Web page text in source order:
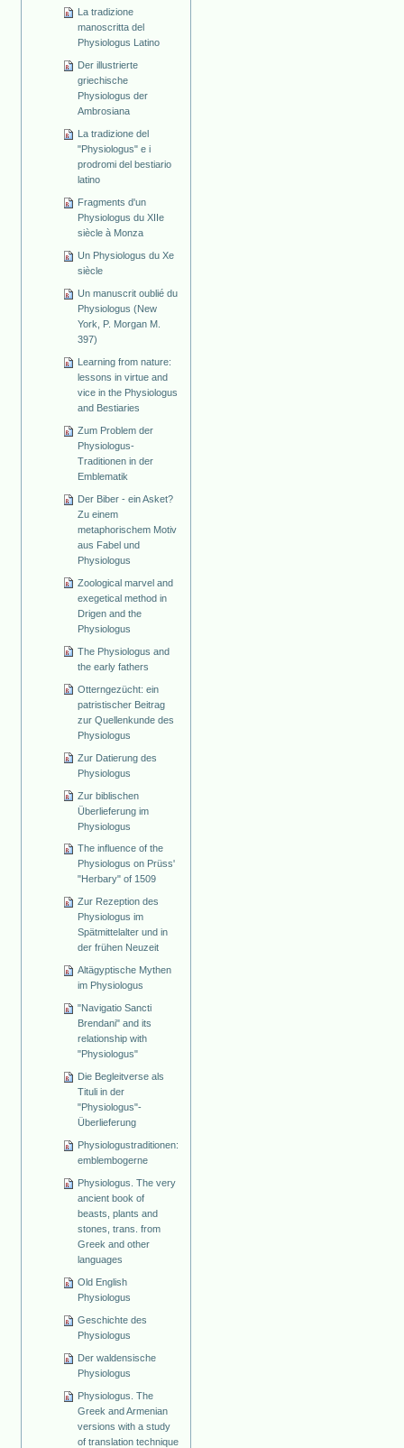
La tradizione
manoscritta del
Physiologus Latino
Der illustrierte
griechische
Physiologus der
Ambrosiana
La tradizione del
"Physiologus" e i
prodromi del bestiario
latino
Fragments d'un
Physiologus du XIIe
siècle à Monza
Un Physiologus du Xe
siècle
Un manuscrit oublié du
Physiologus (New
York, P. Morgan M.
397)
Learning from nature:
lessons in virtue and
vice in the Physiologus
and Bestiaries
Zum Problem der
Physiologus-
Traditionen in der
Emblematik
Der Biber - ein Asket?
Zu einem
metaphorischem Motiv
aus Fabel und
Physiologus
Zoological marvel and
exegetical method in
Drigen and the
Physiologus
The Physiologus and
the early fathers
Otterngezücht: ein
patristischer Beitrag
zur Quellenkunde des
Physiologus
Zur Datierung des
Physiologus
Zur biblischen
Überlieferung im
Physiologus
The influence of the
Physiologus on Prüss'
"Herbary" of 1509
Zur Rezeption des
Physiologus im
Spätmittelalter und in
der frühen Neuzeit
Altägyptische Mythen
im Physiologus
"Navigatio Sancti
Brendani" and its
relationship with
"Physiologus"
Die Begleitverse als
Tituli in der
"Physiologus"-
Überlieferung
Physiologustraditionen:
emblembogerne
Physiologus. The very
ancient book of
beasts, plants and
stones, trans. from
Greek and other
languages
Old English
Physiologus
Geschichte des
Physiologus
Der waldensische
Physiologus
Physiologus. The
Greek and Armenian
versions with a study
of translation technique